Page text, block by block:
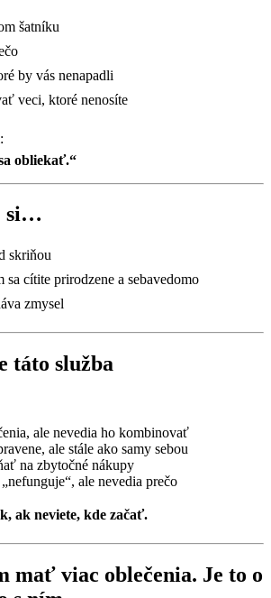
šatníku
by vás nenapadli
veci, ktoré nenosíte
obliekať.“
si…
skriňou
cítite prirodzene a sebavedomo
zmysel
táto služba
ale nevedia ho kombinovať
ale stále ako samy sebou
na zbytočné nákupy
ale nevedia prečo
ak neviete, kde začať.
mať viac oblečenia. Je to o